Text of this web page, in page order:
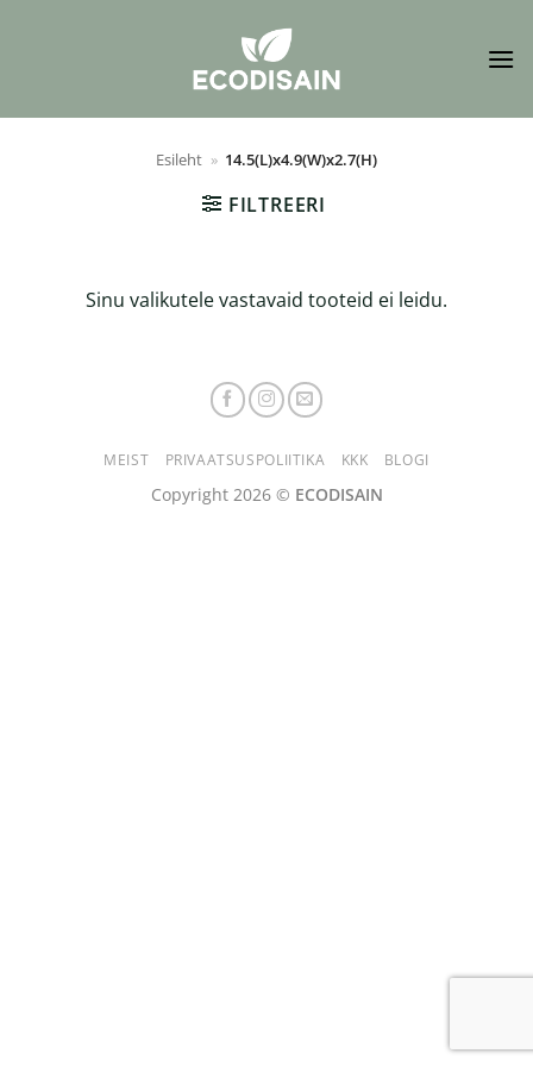
Esileht » 14.5(L)x4.9(W)x2.7(H)
FILTREERI
Sinu valikutele vastavaid tooteid ei leidu.
MEIST PRIVAATSUSPOLIITIKA KKK BLOGI
Copyright 2026 © ECODISAIN